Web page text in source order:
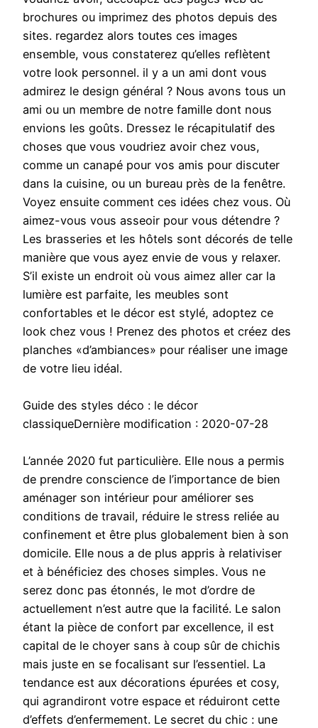
brochures ou imprimez des photos depuis des
sites. regardez alors toutes ces images
ensemble, vous constaterez qu’elles reflètent
votre look personnel. il y a un ami dont vous
admirez le design général ? Nous avons tous un
ami ou un membre de notre famille dont nous
envions les goûts. Dressez le récapitulatif des
choses que vous voudriez avoir chez vous,
comme un canapé pour vos amis pour discuter
dans la cuisine, ou un bureau près de la fenêtre.
Voyez ensuite comment ces idées chez vous. Où
aimez-vous vous asseoir pour vous détendre ?
Les brasseries et les hôtels sont décorés de telle
manière que vous ayez envie de vous y relaxer.
S’il existe un endroit où vous aimez aller car la
lumière est parfaite, les meubles sont
confortables et le décor est stylé, adoptez ce
look chez vous ! Prenez des photos et créez des
planches «d’ambiances» pour réaliser une image
de votre lieu idéal.
Guide des styles déco : le décor
classiqueDernière modification : 2020-07-28
L’année 2020 fut particulière. Elle nous a permis
de prendre conscience de l’importance de bien
aménager son intérieur pour améliorer ses
conditions de travail, réduire le stress reliée au
confinement et être plus globalement bien à son
domicile. Elle nous a de plus appris à relativiser
et à bénéficiez des choses simples. Vous ne
serez donc pas étonnés, le mot d’ordre de
actuellement n’est autre que la facilité. Le salon
étant la pièce de confort par excellence, il est
capital de le choyer sans à coup sûr de chichis
mais juste en se focalisant sur l’essentiel. La
tendance est aux décorations épurées et cosy,
qui agrandiront votre espace et réduiront cette
d’effets d’enfermement. Le secret du chic : une